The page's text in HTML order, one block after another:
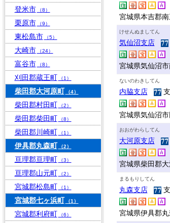
宮城県本吉郡
けせんぬましてん
気仙沼支店
宮城県気仙沼
ないのわきしてん
内脇支店
支
宮城県気仙沼
おおがわらしてん
大河原支店
宮城県柴田郡
まるもりしてん
丸森支店
支
宮城県伊具郡
登米市 （8）
栗原市 （9）
東松島市 （5）
大崎市 （24）
富谷市 （8）
刈田郡蔵王町 （1）
柴田郡大河原町 （4）
柴田郡村田町 （2）
柴田郡柴田町 （8）
柴田郡川崎町 （1）
伊具郡丸森町 （2）
亘理郡亘理町 （3）
亘理郡山元町 （2）
宮城郡松島町 （1）
宮城郡七ヶ浜町 （1）
宮城郡利府町 （6）